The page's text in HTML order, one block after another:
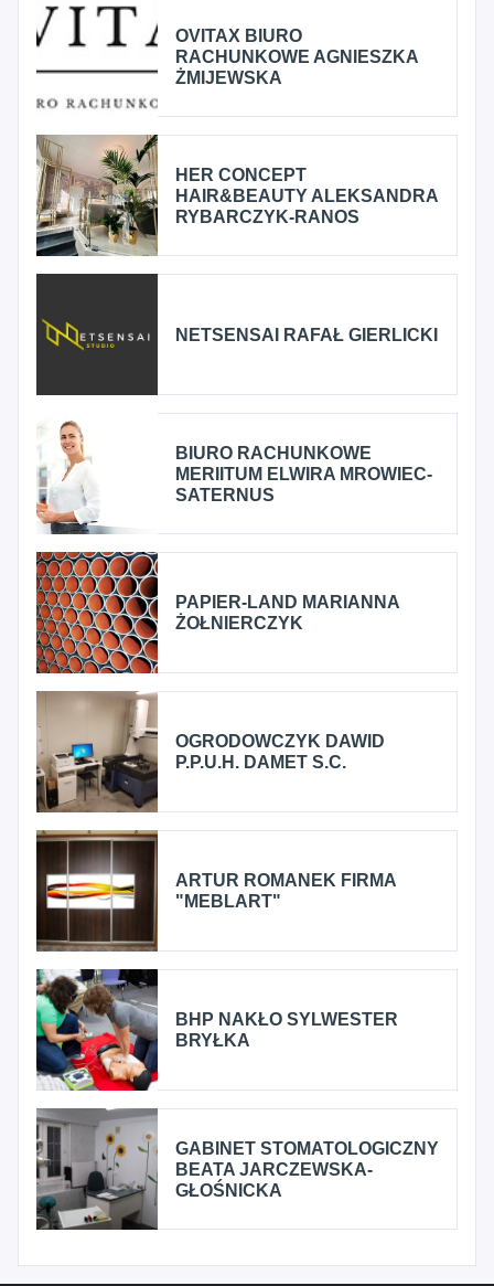
OVITAX BIURO
RACHUNKOWE AGNIESZKA
ŻMIJEWSKA
HER CONCEPT
HAIR&BEAUTY ALEKSANDRA
RYBARCZYK-RANOS
NETSENSAI RAFAŁ GIERLICKI
BIURO RACHUNKOWE
MERIITUM ELWIRA MROWIEC-
SATERNUS
PAPIER-LAND MARIANNA
ŻOŁNIERCZYK
OGRODOWCZYK DAWID
P.P.U.H. DAMET S.C.
ARTUR ROMANEK FIRMA
"MEBLART"
BHP NAKŁO SYLWESTER
BRYŁKA
GABINET STOMATOLOGICZNY
BEATA JARCZEWSKA-
GŁOŚNICKA